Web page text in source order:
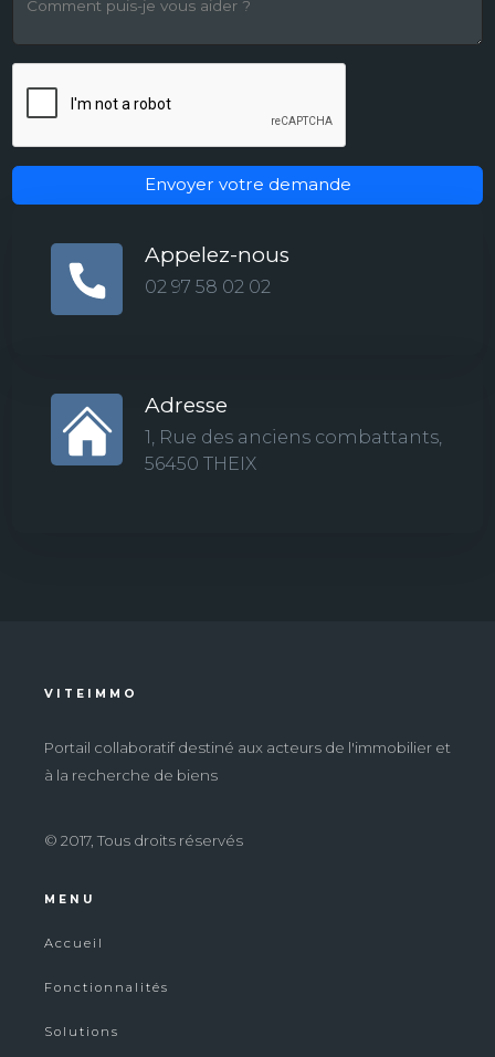
Envoyer votre demande
Appelez-nous
02 97 58 02 02
Adresse
1, Rue des anciens combattants,
56450 THEIX
VITEIMMO
Portail collaboratif destiné aux acteurs de l'immobilier et
à la recherche de biens
© 2017, Tous droits réservés
MENU
Accueil
Fonctionnalités
Solutions